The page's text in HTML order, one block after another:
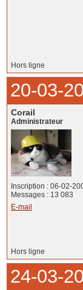
Hors ligne
20-03-
Corail
Administrateur
Inscription : 06-02-
Messages : 13 083
E-mail
Hors ligne
24-03-